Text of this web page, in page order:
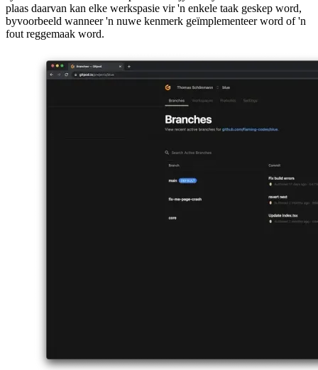
Die sleutelkonsep om Gitpod te verstaan, is die bestuur van die staat.
Jy het nie een enkele werkspasie waar jy heeltyd kodeer nie. In
byvoorbeeld wanneer 'n nuwe kenmerk geïmplementeer word of 'n
fout reggemaak word.